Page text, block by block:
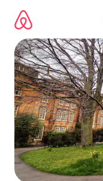
directement
contenu